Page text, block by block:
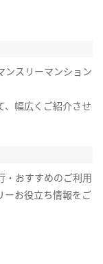
ンスリーマンション
、幅広くご紹介させ
・おすすめのご利用
ーお役立ち情報をご